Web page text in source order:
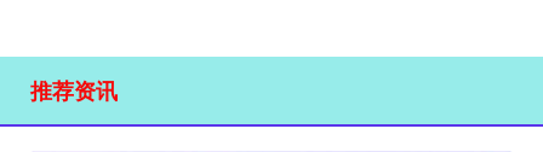
推荐资讯